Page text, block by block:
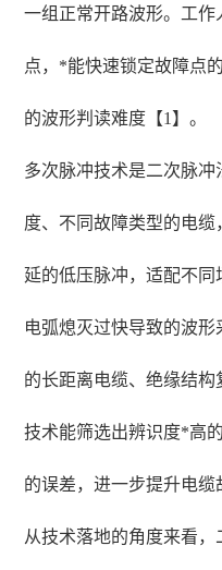
一组正常开路波形。工
点，*能快速锁定故障点
的波形判读难度【1】。
多次脉冲技术是二次脉
度、不同故障类型的电
延的低压脉冲，适配不同
电弧熄灭过快导致的波形
的长距离电缆、绝缘结
技术能筛选出辨识度*高
的误差，进一步提升电缆
从技术落地的角度来看